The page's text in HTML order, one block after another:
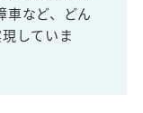
車など、どん
していま